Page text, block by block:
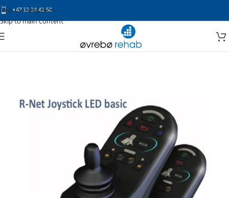
Skip to navigation
Skip to main content
+47 32 24 42 50